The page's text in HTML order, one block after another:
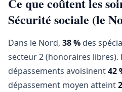
Sécurité sociale (le
Dans le Nord, 38 % des
secteur 2 (honoraires libres).
dépassements avoisinent42
dépassement moyen atteint